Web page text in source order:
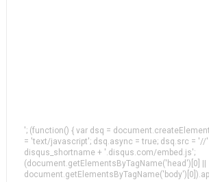
'; (function() { var dsq =
= 'text/javascript'; dsq.async = true; dsq.src = '//'
disqus_shortname + '.disqus.com/embed.js';
(document.getElementsByTagName('head')[0] ||